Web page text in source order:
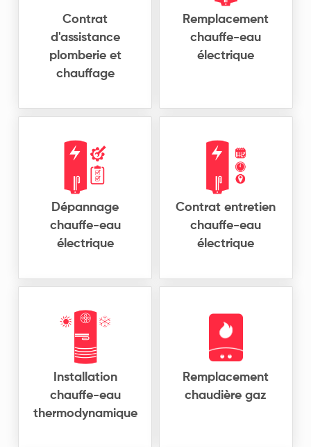
Contrat
d'assistance
plomberie et
chauffage
Remplacement
chauffe-eau
électrique
Dépannage
chauffe-eau
électrique
Contrat entretien
chauffe-eau
électrique
Installation
chauffe-eau
thermodynamique
Remplacement
chaudière gaz